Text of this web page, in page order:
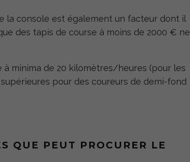
la console est également un facteur dont il
des tapis de course à moins de 2000 € ne
minima de 20 kilomètres/heures (pour les
pour des coureurs de demi-fond
QUE PEUT PROCURER LE